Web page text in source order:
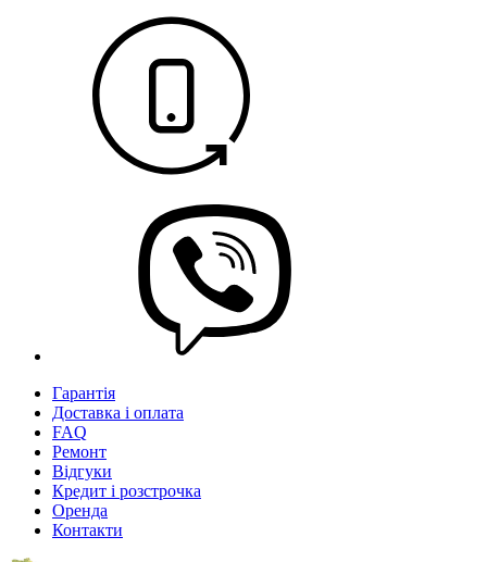
Гарантія
Доставка і оплата
FAQ
Ремонт
Відгуки
Кредит і розстрочка
Оренда
Контакти